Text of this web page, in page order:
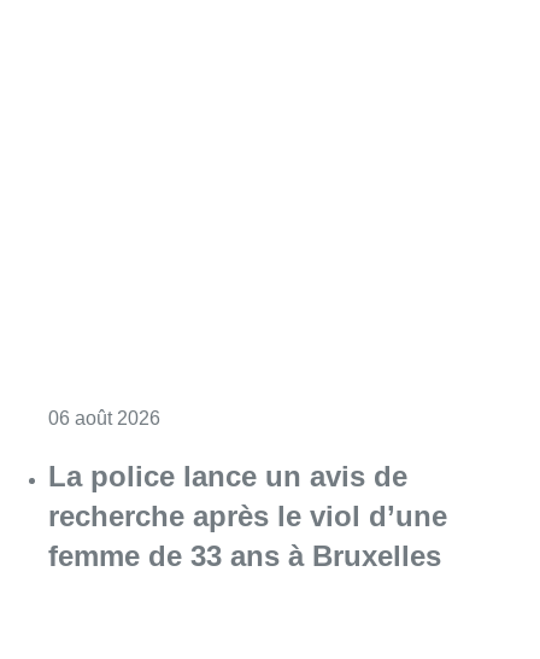
06 août 2026
La police lance un avis de
recherche après le viol d’une
femme de 33 ans à Bruxelles